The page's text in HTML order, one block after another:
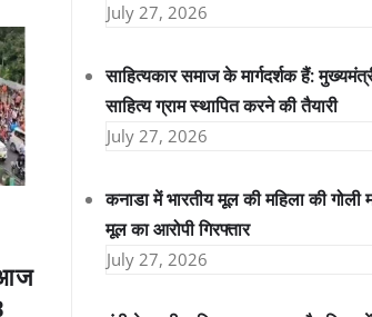
July 27, 2026
साहित्यकार समाज के मार्गदर्शक हैं:
साहित्य ग्राम स्थापित करने की तैयारी
July 27, 2026
कनाडा में भारतीय मूल की महिला की गोली
मूल का आरोपी गिरफ्तार
July 27, 2026